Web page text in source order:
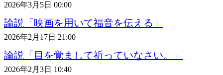
2026年3月5日 00:00
論説「映画を用いて福音を伝える」
2026年2月17日 21:00
論説「目を覚まして祈っていなさい。」
2026年2月3日 10:40